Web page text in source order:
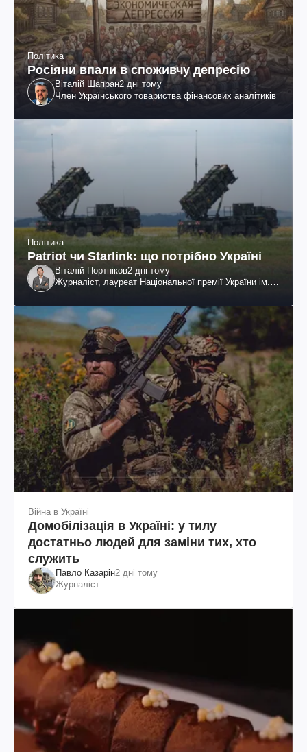
Політика
Росіяни впали в споживчу депресію
Віталій Шапран2 дні тому
Член Українського товариства фінансових аналітиків
Політика
Patriot чи Starlink: що потрібно Україні
Віталій Портніков2 дні тому
Журналіст, лауреат Національної премії України ім.
Війна в Україні
Домобілізація в Україні: у тилу
достатньо людей для заміни тих, хто
служить
Павло Казарін2 дні тому
Журналіст